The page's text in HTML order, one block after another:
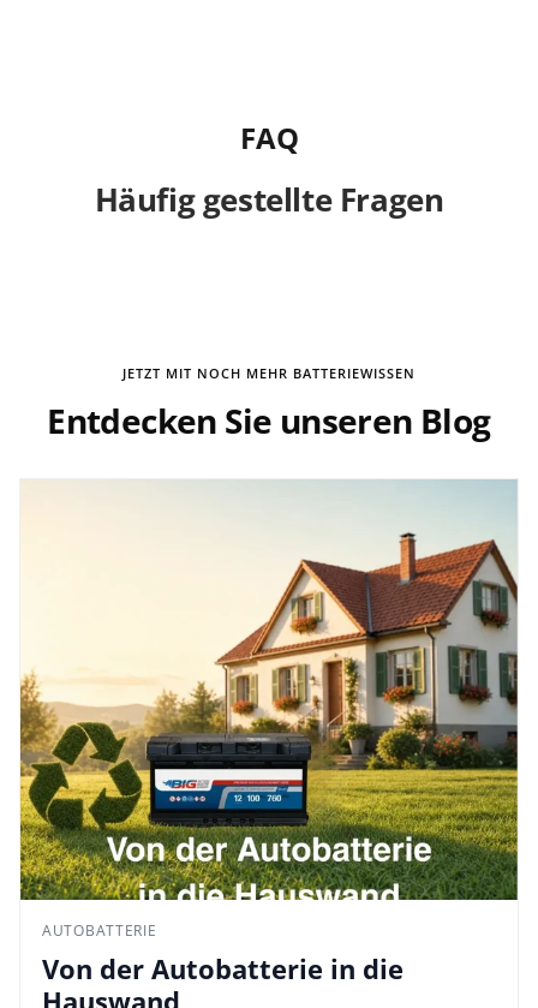
FAQ
Häufig gestellte Fragen
JETZT MIT NOCH MEHR BATTERIEWISSEN
Entdecken Sie unseren Blog
AUTOBATTERIE
Von der Autobatterie in die